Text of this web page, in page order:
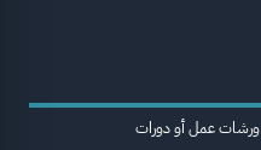
ورشات عمل أو دورات